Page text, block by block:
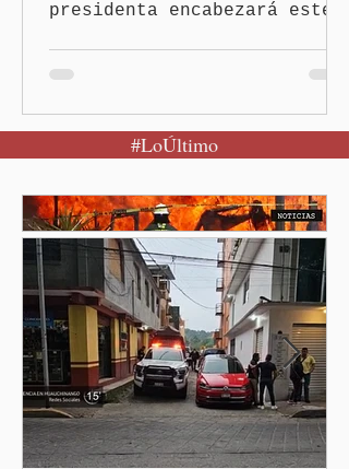
presidenta encabezará este
de México.-Puebla será el
punto de partida de la
Reforestación, una
estrategia del Gobierno de
México que reunirá de
manera simultánea a
autoridades, ejidos,
comunidades y ciudadanía de
las 32 entidades para
impulsar la restauración de
los ecosistemas forestales.
Durante la Mañanera del
Pueblo, a través de un
#LoÚltimo